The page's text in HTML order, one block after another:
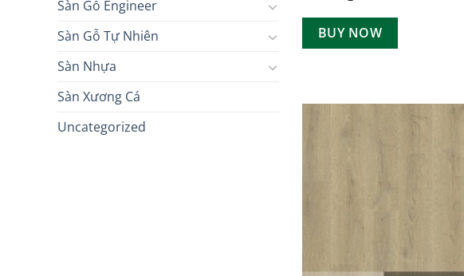
Sàn Gỗ Engineer
Sàn Gỗ Tự Nhiên
Sàn Nhựa
Sàn Xương Cá
Uncategorized
BUY NOW